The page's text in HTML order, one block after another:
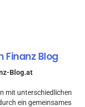
Finanz Blog
Blog.at
mit unterschiedlichen
ein gemeinsames